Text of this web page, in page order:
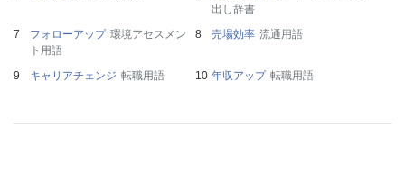
出し辞書
フォローアップ 環境アセスメン
ト用語
売場効率 流通用語
キャリアチェンジ 転職用語 年収アップ 転職用語